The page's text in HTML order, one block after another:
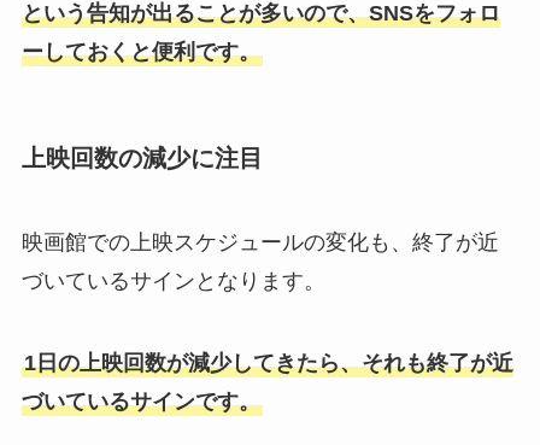
という告知が出ることが多いので、SNSをフォロ
ーしておくと便利です。
上映回数の減少に注目
映画館での上映スケジュールの変化も、終了が近
づいているサインとなります。
1日の上映回数が減少してきたら、それも終了が近
づいているサインです。